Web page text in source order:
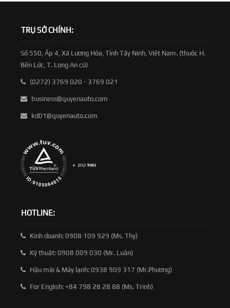
TRỤ SỞ CHÍNH:
Số 550, Ấp 4, Xã Lương Hòa, Tỉnh Tây Ninh, Việt Nam. (thuộc H.
Bến Lức, T. Long An cũ)
(0272) 3769 020 - 3769 021
business@quyenauto.com
kd01@quyenauto.com
HOTLINE:
Kinh doanh: 0908 109 929 (Ms. Thy)
Kỹ thuật: 0908 009 030 (Mr. Luân)
Hậu mãi & Máy lạnh: 0938 909 317 (Mr.Phương)
For English: +84 798 28 28 88 (Ms. Trinh)